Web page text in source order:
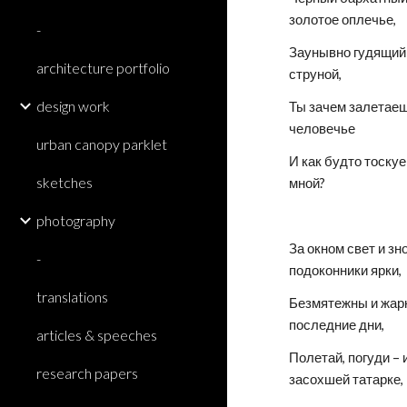
-
architecture portfolio
design work
urban canopy parklet
sketches
photography
-
translations
articles & speeches
research papers
золотое оплечье,
Заунывно
струной,
Ты зачем
человечье
И как будто
мной?
За окном свет и
подоконники ярки,
Безмятежны и
последние дни,
Полетай, погуди –
засохшей татарке,